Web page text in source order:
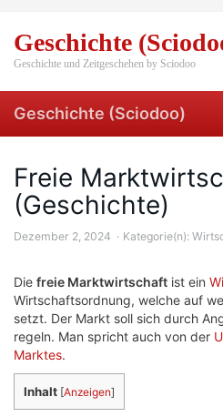
main
content
Geschichte
Geschichte und Zeitgeschehen by Sciodoo
Geschichte (Sciodoo)
Freie
(Geschichte)
Dezember 2, 2024 Kategorie(n):
Die freie Marktwirtschaft ist ein
Wirtschaftsordnung, welche auf
setzt. Der Markt soll sich durch
regeln. Man spricht auch von der
Marktes.
Inhalt [Anzeigen]